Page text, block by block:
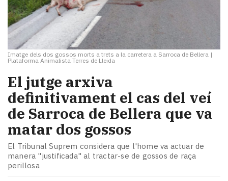
Imatge dels dos gossos morts a trets a la carretera a Sarroca de Bellera |
Plataforma Animalista Terres de Lleida
El jutge arxiva
definitivament el cas del veí
de Sarroca de Bellera que va
matar dos gossos
El Tribunal Suprem considera que l'home va actuar de
manera "justificada" al tractar-se de gossos de raça
perillosa